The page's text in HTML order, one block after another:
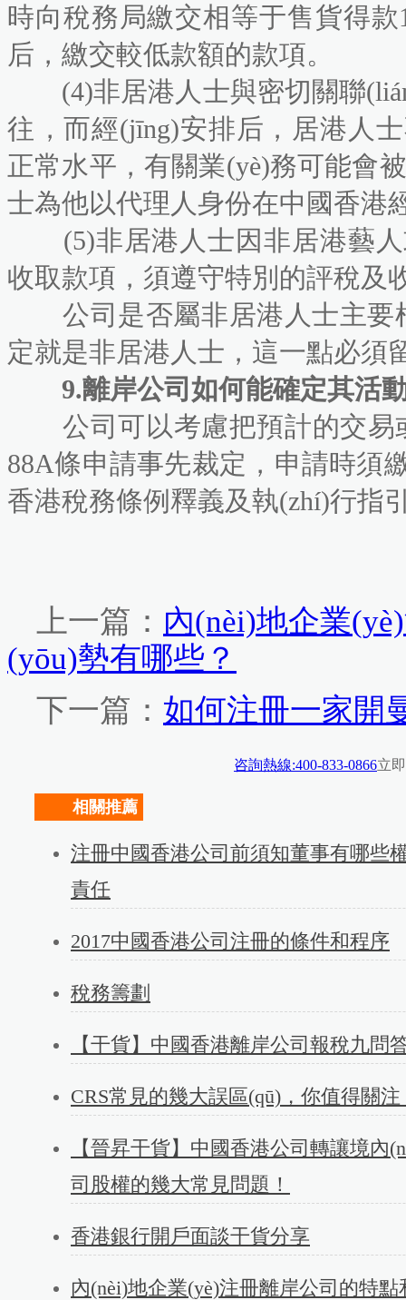
時向稅務局繳交相等于售貨得
后，繳交較低款額的款項。
(4)非居港人士與密切關聯
往，而經(jīng)安排后，居港人士
正常水平，有關業(yè)務可能會
士為他以代理人身份在中國香港
(5)非居港人士因非居港藝人
收取款項，須遵守特別的評稅及收
公司是否屬非居港人士主要根
定就是非居港人士，這一點必須
9.離岸公司如何能確定其活動
公司可以考慮把預計的交易
88A條申請事先裁定，申請時
香港稅務條例釋義及執(zhí)行指
上一篇： 內(nèi)地企業
(yōu)勢有哪些？
下一篇： 如何注冊一家開曼
咨詢熱線:400-833-0866立
相關推薦
注冊中國香港公司前須知董事有哪些
責任
2017中國香港公司注冊的條件和程序
稅務籌劃
【干貨】中國香港離岸公司報稅九問
CRS常見的幾大誤區(qū)，你值得關注
【晉昇干貨】中國香港公司轉讓境內
司股權的幾大常見問題！
香港銀行開戶面談干貨分享
內(nèi)地企業(yè)注冊離岸公司的特點